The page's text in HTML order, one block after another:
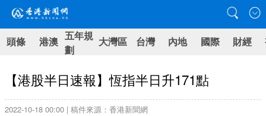
頭條 港澳 五年規
劃
大灣區 台灣 內地 國際 財經
【港股半日速報】恆指半日升171點
2022-10-18 00:00 | 稿件來源：香港新聞網